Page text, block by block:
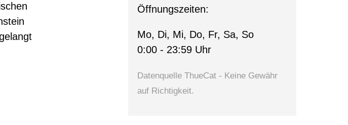
Öffnungszeiten:
Mo, Di, Mi, Do, Fr, Sa, So
0:00 - 23:59 Uhr
Datenquelle ThueCat - Keine Gewähr
auf Richtigkeit.